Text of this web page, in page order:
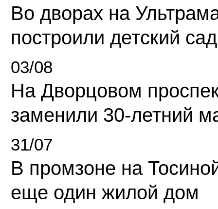
Во дворах на
построили детский сад
03/08
На Дворцовом
заменили 30-летний
31/07
В промзоне на
еще один жилой дом